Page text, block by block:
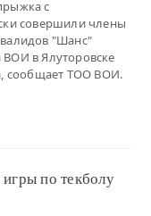
с
совершили члены
"Шанс"
в Ялуторовске
сообщает ТОО ВОИ.
по текболу